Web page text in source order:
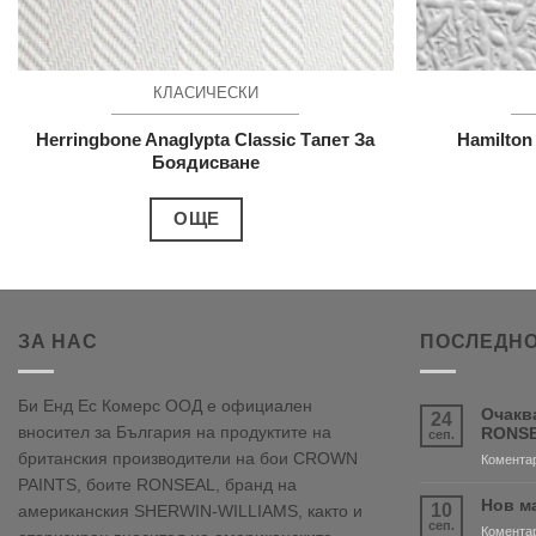
КЛАСИЧЕСКИ
Herringbone Anaglypta Classic Тапет За
Боядисване
ОЩЕ
ЗА НАС
Би Енд Ес Комерс ООД е официален
вносител за България на продуктите на
британския производители на бои CROWN
PAINTS, боите RONSEAL, бранд на
американския SHERWIN-WILLIAMS, както и
24
сеп.
10
сеп.
Нов